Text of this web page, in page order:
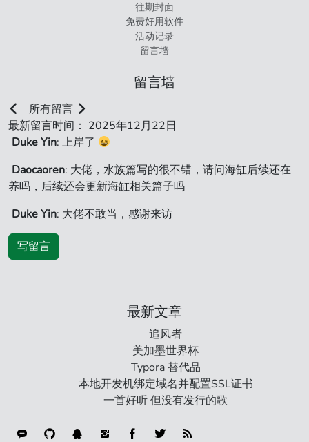
往期封面
免费好用软件
活动记录
留言墙
留言墙
所有留言
最新留言时间： 2025年12月22日
Duke Yin: 上岸了
Daocaoren: 大佬，水族篇写的很不错，请问海缸后续还在
养吗，后续还会更新海缸相关篇子吗
Duke Yin: 大佬不敢当，感谢来访
写留言
最新文章
追风者
美加墨世界杯
Typora 替代品
本地开发机绑定域名并配置SSL证书
一首好听 但没有发行的歌